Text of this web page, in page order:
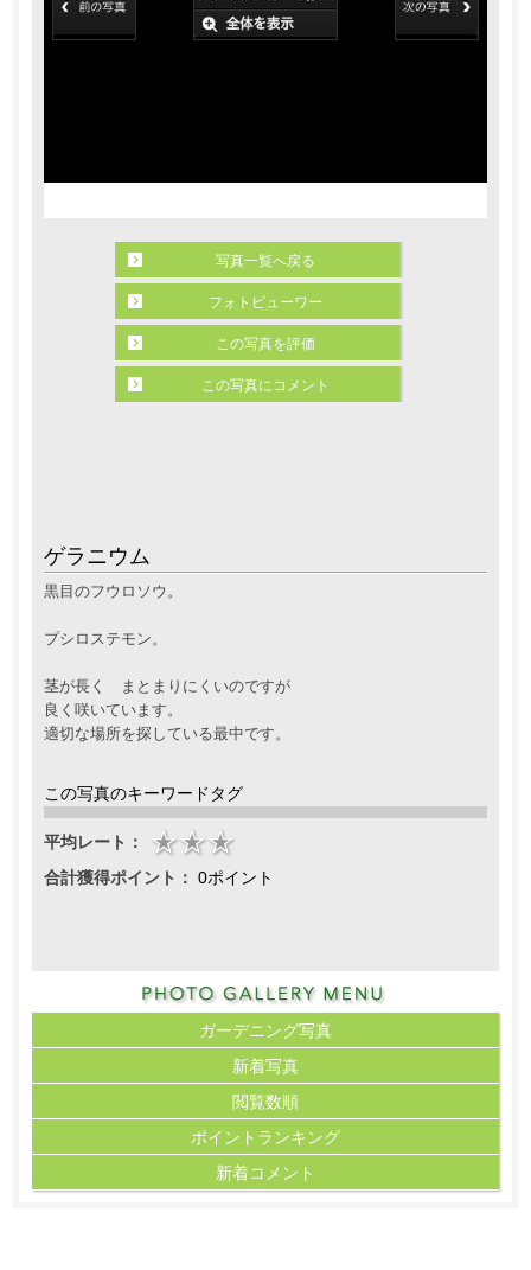
ゲラニウム
黒目のフウロソウ。
プシロステモン。
茎が長く まとまりにくいのですが
良く咲いています。
適切な場所を探している最中です。
この写真のキーワードタグ
平均レート：
合計獲得ポイント： 0ポイント
写真一覧へ戻る
フォトビューワー
この写真を評価
この写真にコメント
ガーデニング写真
新着写真
閲覧数順
ポイント ランキング
新着コメント